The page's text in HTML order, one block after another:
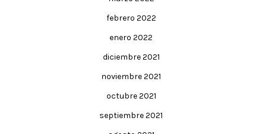
febrero 2022
enero 2022
diciembre 2021
noviembre 2021
octubre 2021
septiembre 2021